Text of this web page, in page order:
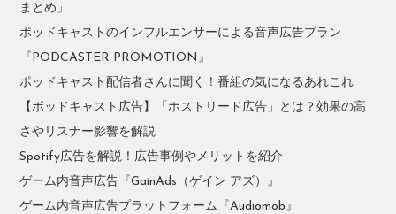
まとめ」
ポッドキャストのインフルエンサーによる音声広告プラン
『PODCASTER PROMOTION』
ポッドキャスト配信者さんに聞く！番組の気になるあれこれ
【ポッドキャスト広告】「ホストリード広告」とは？効果の高
さやリスナー影響を解説
Spotify広告を解説！広告事例やメリットを紹介
ゲーム内音声広告『GainAds（ゲイン アズ）』
ゲーム内音声広告プラットフォーム『Audiomob』